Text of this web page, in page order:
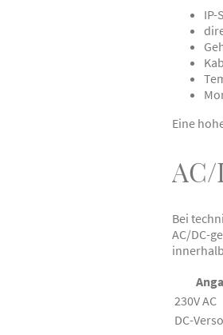
IP-
Eine
Bei
AC/DC-
230V AC
DC-